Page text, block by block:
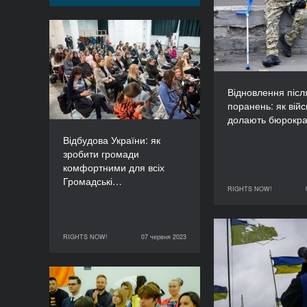
Відновлення
поранень: як
долають
RIGHTS NOW!
поранень: як
долають
03 червня 2023
Відбудова України: як
зробити громади
комфортними для всіх
Громадські…
RIGHTS NOW! 07 червня 2023
Відбудова України: як
зробити громади
комфортними для всіх
Громадські обговорення
ТРИВАЛІСТЬ
90’
RIGHTS NOW!
07 червня 2023
Сторітелінг на
допомогти у
Рік війни: 163
відновлених і 147 нових